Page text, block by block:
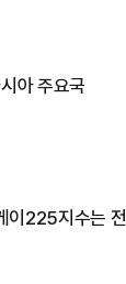
아 주요국
이225지수는 전